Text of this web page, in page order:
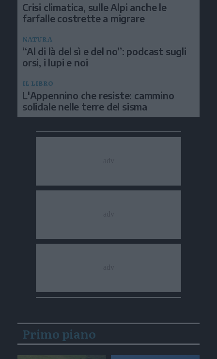
Crisi climatica, sulle Alpi anche le
farfalle costrette a migrare
NATURA
“Al di là del sì e del no”: podcast sugli
orsi, i lupi e noi
IL LIBRO
L'Appennino che resiste: cammino
solidale nelle terre del sisma
Primo piano